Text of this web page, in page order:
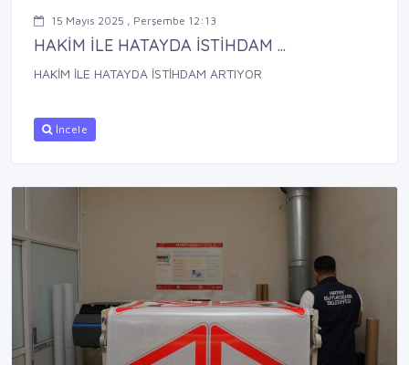
15 Mayıs 2025 , Perşembe 12:13
HAKİM İLE HATAYDA İSTİHDAM ...
HAKİM İLE HATAYDA İSTİHDAM ARTIYOR
İncele